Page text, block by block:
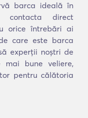
barca ideală în
contacta direct
orice întrebări ai
care este barca
experții noștri de
mai bune veliere,
pentru călătoria